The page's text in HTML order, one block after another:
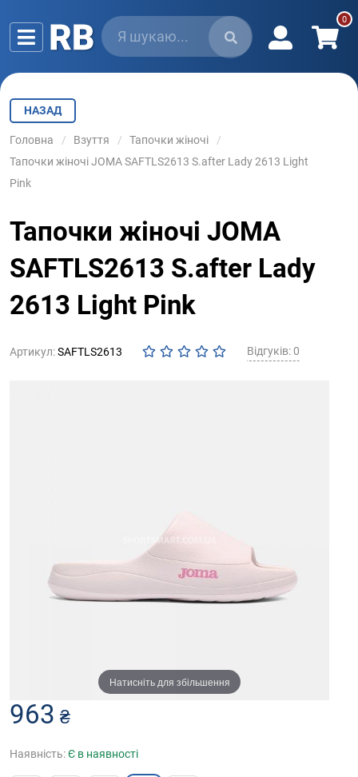
НАЗАД
Головна Взуття
Тапочки жіночі
Тапочки жіночі JOMA SAFTLS2613 S.after Lady 2613 Light
Pink
Тапочки жіночі JOMA
SAFTLS2613 S.after Lady
2613 Light Pink
Артикул:SAFTLS2613 Відгуків: 0
Натисніть для збільшення
963 ₴
Наявність:Є в наявності